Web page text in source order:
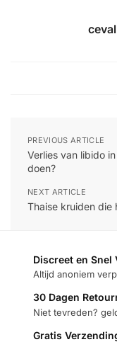
PREVIOUS ARTICLE
Verlies van libido
doen?
NEXT ARTICLE
Thaise kruiden die
Discreet en Snel
Altijd anoniem
30 Dagen
Niet tevreden?
Gratis